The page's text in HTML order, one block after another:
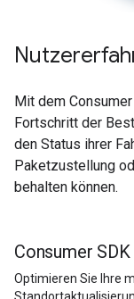
Mit dem
Fortschritt der
den Status ihrer
Paketzustellung
behalten können.
Consumer
Optimieren Sie Ihre